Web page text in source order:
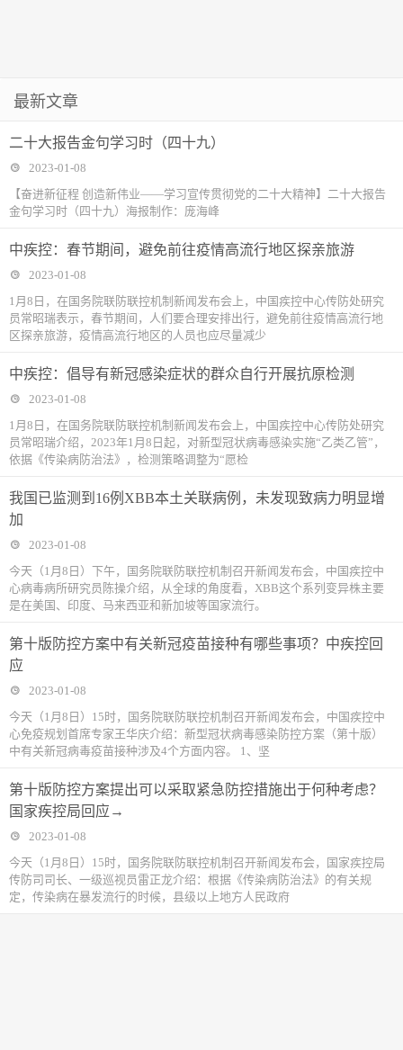
最新文章
二十大报告金句学习时（四十九）
2023-01-08
【奋进新征程 创造新伟业——学习宣传贯彻党的二十大精神】二十大报告
金句学习时（四十九）海报制作：庞海峰
中疾控：春节期间，避免前往疫情高流行地区探亲旅游
2023-01-08
1月8日，在国务院联防联控机制新闻发布会上，中国疾控中心传防处研究
员常昭瑞表示，春节期间，人们要合理安排出行，避免前往疫情高流行地
区探亲旅游，疫情高流行地区的人员也应尽量减少
中疾控：倡导有新冠感染症状的群众自行开展抗原检测
2023-01-08
1月8日，在国务院联防联控机制新闻发布会上，中国疾控中心传防处研究
员常昭瑞介绍，2023年1月8日起，对新型冠状病毒感染实施“乙类乙管”，
依据《传染病防治法》，检测策略调整为“愿检
我国已监测到16例XBB本土关联病例，未发现致病力明显增
加
2023-01-08
今天（1月8日）下午，国务院联防联控机制召开新闻发布会，中国疾控中
心病毒病所研究员陈操介绍，从全球的角度看，XBB这个系列变异株主要
是在美国、印度、马来西亚和新加坡等国家流行。
第十版防控方案中有关新冠疫苗接种有哪些事项？中疾控回
应
2023-01-08
今天（1月8日）15时，国务院联防联控机制召开新闻发布会，中国疾控中
心免疫规划首席专家王华庆介绍：新型冠状病毒感染防控方案（第十版）
中有关新冠病毒疫苗接种涉及4个方面内容。 1、坚
第十版防控方案提出可以采取紧急防控措施出于何种考虑？
国家疾控局回应→
2023-01-08
今天（1月8日）15时，国务院联防联控机制召开新闻发布会，国家疾控局
传防司司长、一级巡视员雷正龙介绍：根据《传染病防治法》的有关规
定，传染病在暴发流行的时候，县级以上地方人民政府